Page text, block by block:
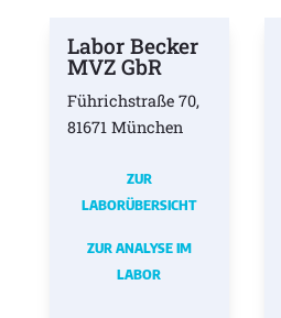
Labor Becker
MVZ GbR
Führichstraße 70,
81671 München
ZUR
LABORÜBERSICHT
ZUR ANALYSE IM
LABOR